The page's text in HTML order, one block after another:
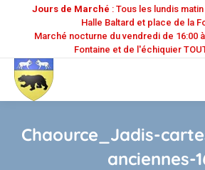
Jours de Marché : Tous les lundis
Halle Baltard et place de la
Marché nocturne du vendredi de 16:00
Fontaine et de l'échiquier
Chaource_Jadis-
anciennes-